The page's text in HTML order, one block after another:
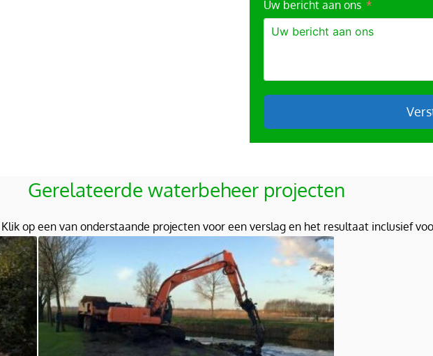
Uw bericht aan ons
t
r
i
v
e
Gerelateerde waterbeheerprojecten
op een van onderstaande projecten voor een verslag en het resultaat inclusief